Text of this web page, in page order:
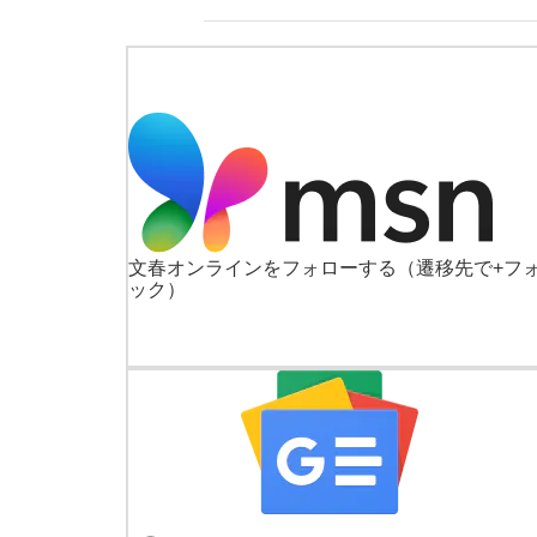
文春オンラインをフォローする
（遷移先で+フ
ック）